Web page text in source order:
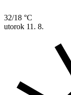
32/18 °C
utorok 11. 8.